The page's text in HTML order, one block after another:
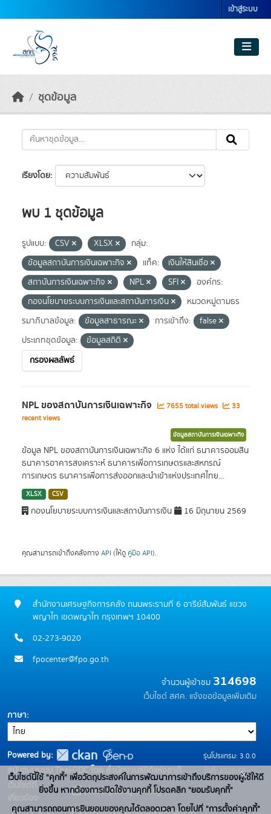
เข้าสู่ระบบ
ชุดข้อมูล
เรียงโดย
พบ 1 ชุดข้อมูล
รูปแบบ: CSV XLSX
กลุ่ม:
ข้อมูลสถาบันการเงินเฉพาะกิจ
แท็ค:
เงินให้สินเชื่อ
สถาบันการเงินเฉพาะกิจ
NPL SFI
องค์กร:
กองนโยบายระบบการเงินและสถาบันการเงิน
หมวดหมู่ตามธร
รมาภิบาลข้อมูล:
ข้อมูลสาธารณะ การเข้าถึง:
false
ประเภทชุดข้อมูล:
ข้อมูลสถิติ
กรองผลลัพธ์
NPL ของสถาบันการเงินเฉพาะกิจ 7655 total views
33
recent views
ข้อมูลสถาบันการเงินเฉพาะกิจ
ข้อมูล NPL ของสถาบันการเงินเฉพาะกิจ 6 แห่ง ได้แก่ ธนาคารออมสิน
ธนาคารอาคารสงเคราะห์ ธนาคารเพื่อการเกษตรและสหกรณ์
การเกษตร ธนาคารเพื่อการส่งออกและนำเข้าแห่งประเทศไทย...
XLSX CSV
กองนโยบายระบบการเงินและสถาบันการเงิน 16 มิถุนายน 2569
คุณสามารถเข้าถึงคลังทาง API (ให้ดู คู่มือ API).
สำนักงานเศรษฐกิจการคลัง ถนนพระรามที่ 6 อารีย์สัมพันธ์ แขวง
พญาไท เขตพญาไท กรุงเทพฯ 10400
02-273-9020
fpocenter@fpo.go.th
จำนวนผู้เข้าชม 314698
เว็บไซต์ สศค. แจ้งขอข้อมูลเพิ่มเติม
ภาษา
Powered by:
สนับสนุนระบบ Thai-GDC โดย สำนักงานสถิติแห่งชาติ
เว็บไซต์ที่
เกี่ยวข้อง:
ระบบบัญชีข้อมูลภาครัฐ
รุ่นโปรแกรม: 3.0.0
วันที่: 2025-06-
10
เว็บไซต์นี้ใช้ "คุกกี้" เพื่อวัตถุประสงค์ในการพัฒนาการเข้าถึงบริการของผู้ใช้ให้ดี
ยิ่งขึ้น หากต้องการเปิดใช้งานคุกกี้ โปรดคลิก "ยอมรับคุกกี้"
คุณสามารถถอนการยินยอมของคุณได้ตลอดเวลา โดยไปที่ "การตั้งค่าคุกกี้"
x